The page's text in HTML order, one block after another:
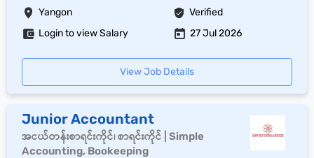
Yangon Verified
Login to view Salary 27 Jul 2026
View Job Details
Junior Accountant
အငယ်တန်းစာရင်းကိုင်၊ စာရင်းကိုင် | Simple
Accounting, Bookeeping